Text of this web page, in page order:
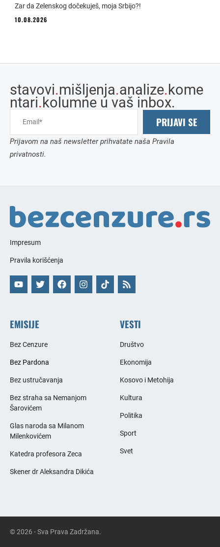
Zar da Zelenskog dočekuješ, moja Srbijo?!
10.08.2026
stavovi.mišljenja.analize.kome
ntari.kolumne u vaš inbox.
PRIJAVI SE
Prijavom na naš newsletter prihvatate naša Pravila
privatnosti.
Impresum
Pravila korišćenja
EMISIJE
Bez Cenzure
Bez Pardona
Bez ustručavanja
Bez straha sa Nemanjom
Šarovićem
Glas naroda sa Milanom
Milenkovićem
Katedra profesora Zeca
Skener dr Aleksandra Dikića
VESTI
Društvo
Ekonomija
Kosovo i Metohija
Kultura
Politika
Sport
Svet
© 2026 - Sva Prava Zadržana.